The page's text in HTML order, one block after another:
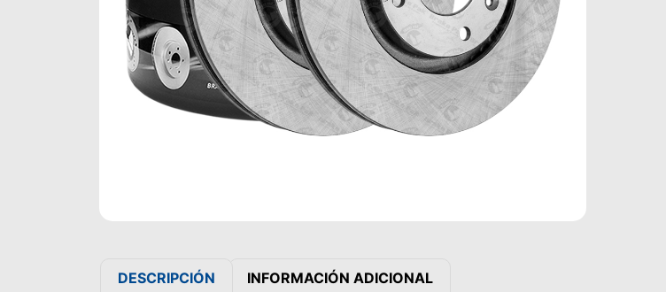
DESCRIPCIÓN INFORMACIÓN ADICIONAL